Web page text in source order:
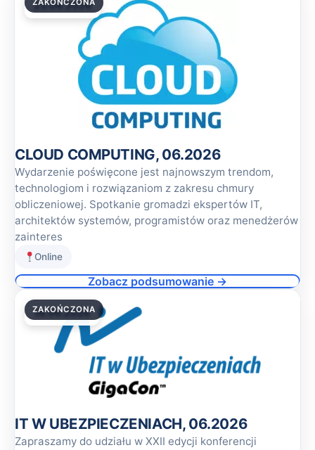
23.06.2026
ZAKOŃCZONA
CLOUD COMPUTING, 06.2026
Wydarzenie poświęcone jest najnowszym trendom,
technologiom i rozwiązaniom z zakresu chmury
obliczeniowej. Spotkanie gromadzi ekspertów IT,
architektów systemów, programistów oraz menedżerów
zainteres
Online
Zobacz podsumowanie →
18.06.2026
ZAKOŃCZONA
IT W UBEZPIECZENIACH, 06.2026
Zapraszamy do udziału w XXII edycji konferencji